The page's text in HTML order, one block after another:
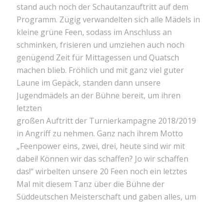
stand auch noch der Schautanzauftritt auf dem
Programm. Zügig verwandelten sich alle Mädels in
kleine grüne Feen, sodass im Anschluss an
schminken, frisieren und umziehen auch noch
genügend Zeit für Mittagessen und Quatsch
machen blieb. Fröhlich und mit ganz viel guter
Laune im Gepäck, standen dann unsere
Jugendmädels an der Bühne bereit, um ihren
letzten
großen Auftritt der Turnierkampagne 2018/2019
in Angriff zu nehmen. Ganz nach ihrem Motto
„Feenpower eins, zwei, drei, heute sind wir mit
dabei! Können wir das schaffen? Jo wir schaffen
das!“ wirbelten unsere 20 Feen noch ein letztes
Mal mit diesem Tanz über die Bühne der
Süddeutschen Meisterschaft und gaben alles, um